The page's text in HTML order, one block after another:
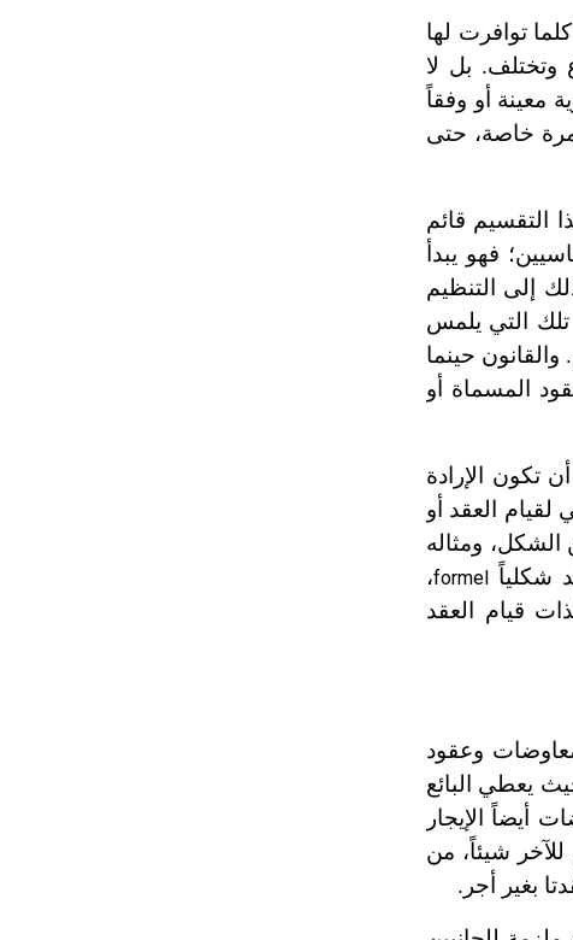
توافرت لها
وتختلف. بل لا
معينة أو وفقاً
خاصة، حتى
التقسيم قائم
فهو يبدأ
إلى التنظيم
تلك التي يلمس
حينما
المسماة أو
تكون الإرادة
لقيام العقد أو
ومثاله
شكلياً formel،
قيام العقد
معاوضات وعقود
يعطي البائع
أيضاً الإيجار
للآخر شيئاً، من
بغير أجر.